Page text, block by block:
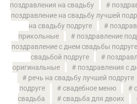
поздравления на свадьбу
поздравление на свадьбу лучшей
на свадьбу подруге
прикольные
поздравление
поздравление с днем свадьбы подруге
свадьбой подруге
оригинальные
поздравления с
речь на свадьбу лучшей подруге
подруге
свадебное меню
свадьба
свадьба для двоих